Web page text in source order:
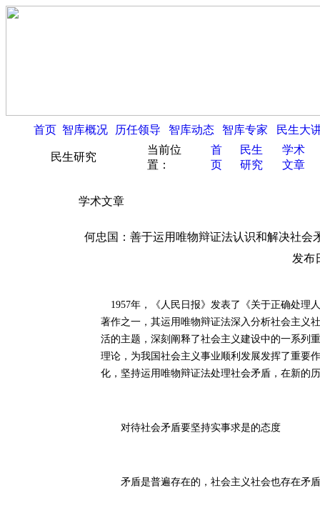
首页 智库概况 历任领导 智库动态 智库专家 民生大
民生研究
当前位
置：
首
页
民生
研究
学术
文章
学术文章
何忠国：善于运用唯物辩证法认识和解决社
发布
1957年，《人民日报》发表了《关于正确处理
著作之一，其运用唯物辩证法深入分析社会主义
活的主题，深刻阐释了社会主义建设中的一系列
理论，为我国社会主义事业顺利发展发挥了重要
化，坚持运用唯物辩证法处理社会矛盾，在新的
对待社会矛盾要坚持实事求是的态度
矛盾是普遍存在的，社会主义社会也存在矛